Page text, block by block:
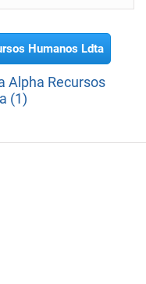
Humanos Ldta
Alpha Recursos
(1)